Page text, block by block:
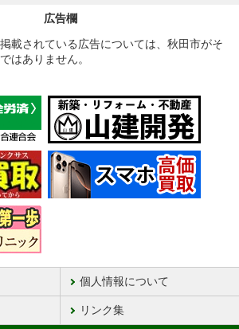
広告欄
載されている広告については、秋田市がそ
はありません。
個人情報について
リンク集